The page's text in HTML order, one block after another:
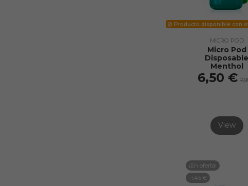
Producto disponible con
MICRO POD
Micro Pod
Disposable
Menthol
6,50 €
View
¡En oferta!
-1,45 €